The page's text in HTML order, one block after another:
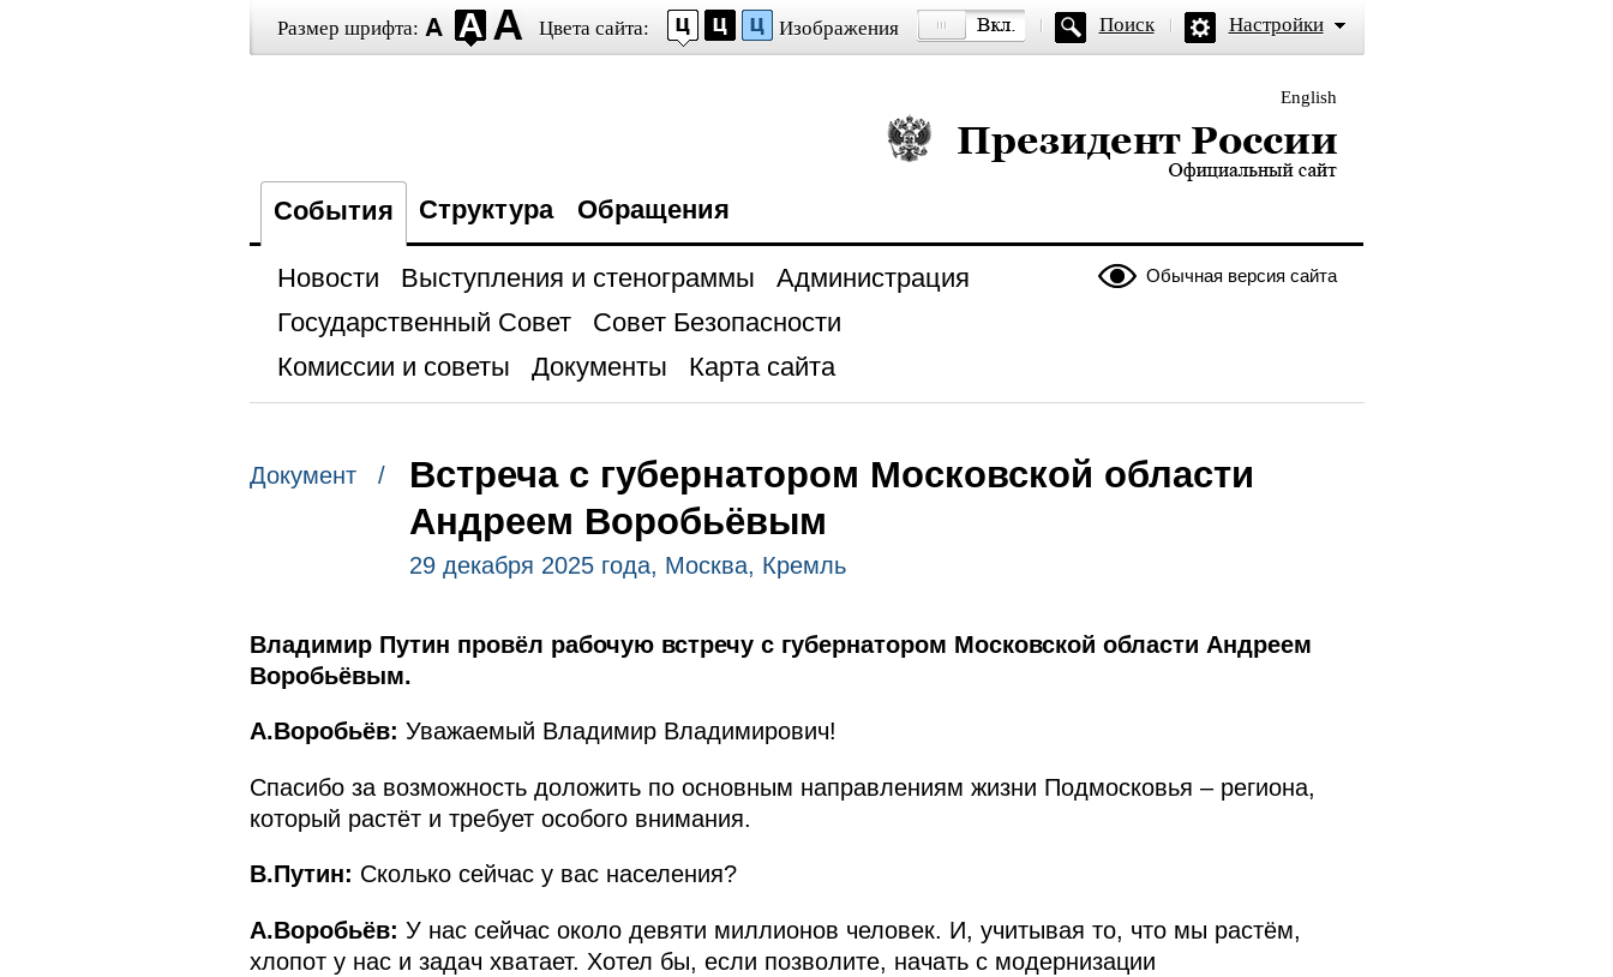
Размер шрифта: Цвета сайта: Изображения Поиск Настройки
English
Президент России — официальный сайт
События Структура Обращения
Обычная версия сайта
Новости Выступления и стенограммы
Администрация
Государственный Совет
Совет Безопасности
Комиссии и советы
Документы Карта сайта
Документ /
Встреча с губернатором Московской области
Андреем Воробьёвым
29 декабря 2025 года, Москва, Кремль
Владимир Путин провёл рабочую встречу с губернатором Московской области Андреем
Воробьёвым.
А.Воробьёв: Уважаемый Владимир Владимирович!
Спасибо за возможность доложить по основным направлениям жизни Подмосковья – региона,
который растёт и требует особого внимания.
В.Путин: Сколько сейчас у вас населения?
А.Воробьёв: У нас сейчас около девяти миллионов человек. И, учитывая то, что мы растём,
хлопот у нас и задач хватает. Хотел бы, если позволите, начать с модернизации